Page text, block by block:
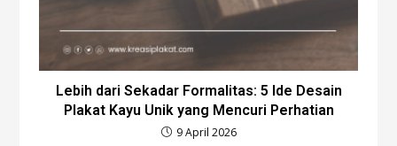
Lebih dari Sekadar Formalitas: 5 Ide Desain
Plakat Kayu Unik yang Mencuri Perhatian
9 April 2026